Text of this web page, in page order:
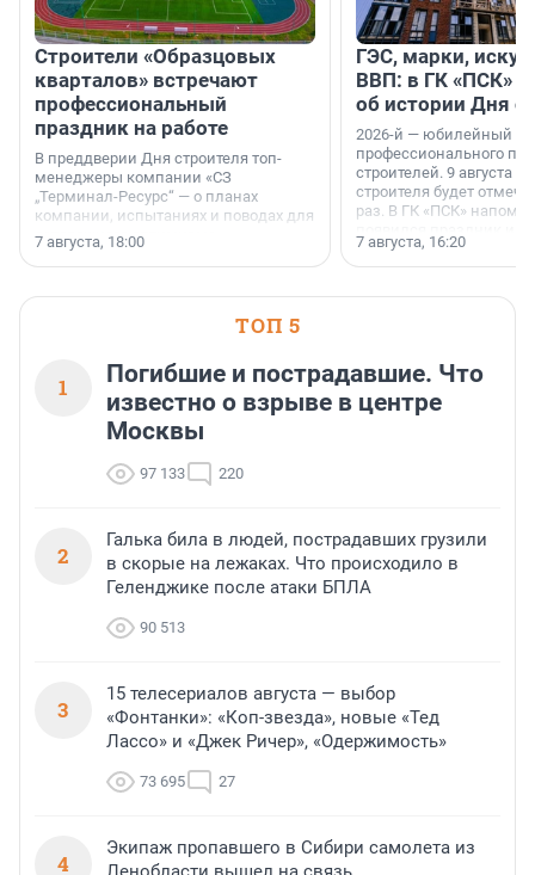
Строители «Образцовых
кварталов» встречают
профессиональный
праздник на работе
В преддверии Дня строителя топ-
менеджеры компании «СЗ
„Терминал-Ресурс“ — о планах
компании, испытаниях и поводах для
осторожного оптимизма.
7 августа, 18:00
ГЭС, марки,
ВВП: в ГК «ПСК»
об истории Дня
2026-й — юбилейный
профессионального
строителей. 9 августа
строителя будет
раз. В ГК «ПСК»
поменялась роль
7 августа, 16:20
ТОП 5
1
Погибшие и пострадавшие. Что
известно о взрыве в центре
Москвы
97 133 220
2
Галька била в людей, пострадавших грузили
в скорые на лежаках. Что происходило в
Геленджике после атаки БПЛА
90 513
3
15 телесериалов августа — выбор
«Фонтанки»: «Коп-звезда», новые «Тед
Лассо» и «Джек Ричер», «Одержимость»
73 695 27
4
Экипаж пропавшего в Сибири самолета из